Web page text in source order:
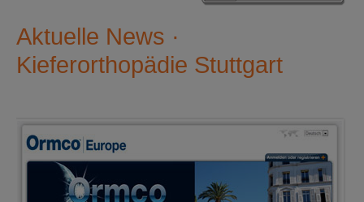
Aktuelle News ·
Kieferorthopädie Stuttgart